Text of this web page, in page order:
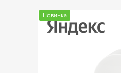
Новинка